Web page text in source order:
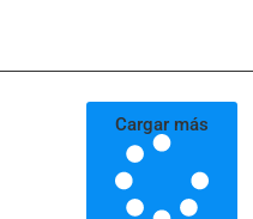
Cargar más